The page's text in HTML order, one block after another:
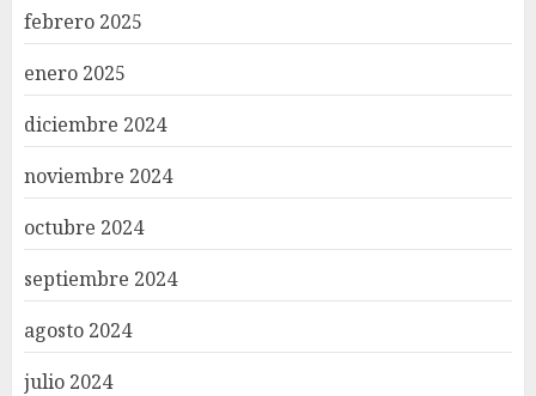
febrero 2025
enero 2025
diciembre 2024
noviembre 2024
octubre 2024
septiembre 2024
agosto 2024
julio 2024